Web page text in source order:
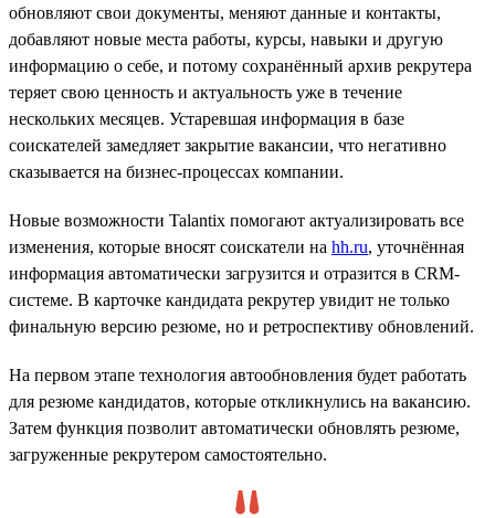
обновляют свои документы, меняют данные и контакты,
добавляют новые места работы, курсы, навыки и другую
информацию о себе, и потому сохранённый архив рекрутера
теряет свою ценность и актуальность уже в течение
нескольких месяцев. Устаревшая информация в базе
соискателей замедляет закрытие вакансии, что негативно
сказывается на бизнес-процессах компании.
Новые возможности Talantix помогают актуализировать все
изменения, которые вносят соискатели на hh.ru, уточнённая
информация автоматически загрузится и отразится в CRM-
системе. В карточке кандидата рекрутер увидит не только
финальную версию резюме, но и ретроспективу обновлений.
На первом этапе технология автообновления будет работать
для резюме кандидатов, которые откликнулись на вакансию.
Затем функция позволит автоматически обновлять резюме,
загруженные рекрутером самостоятельно.